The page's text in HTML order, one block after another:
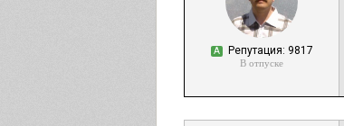
А Репутация: 9817
В отпуске